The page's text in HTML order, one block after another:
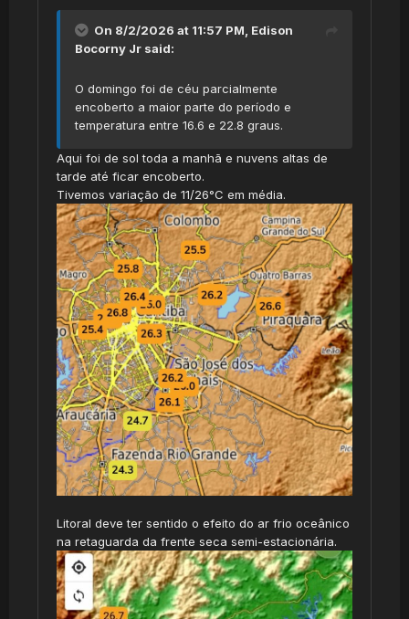
On 8/2/2026 at 11:57 PM, Edison
Bocorny Jr said:
O domingo foi de céu parcialmente
encoberto a maior parte do período e
temperatura entre 16.6 e 22.8 graus.
Aqui foi de sol toda a manhã e nuvens altas de
tarde até ficar encoberto.
Tivemos variação de 11/26°C em média.
Litoral deve ter sentido o efeito do ar frio oceânico
na retaguarda da frente seca semi-estacionária.